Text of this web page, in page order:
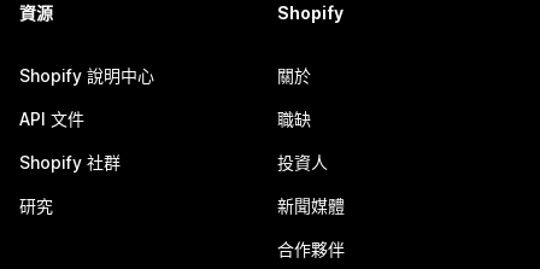
資源
Shopify 說明中心
API 文件
Shopify 社群
研究
Shopify
關於
職缺
投資人
新聞媒體
合作夥伴